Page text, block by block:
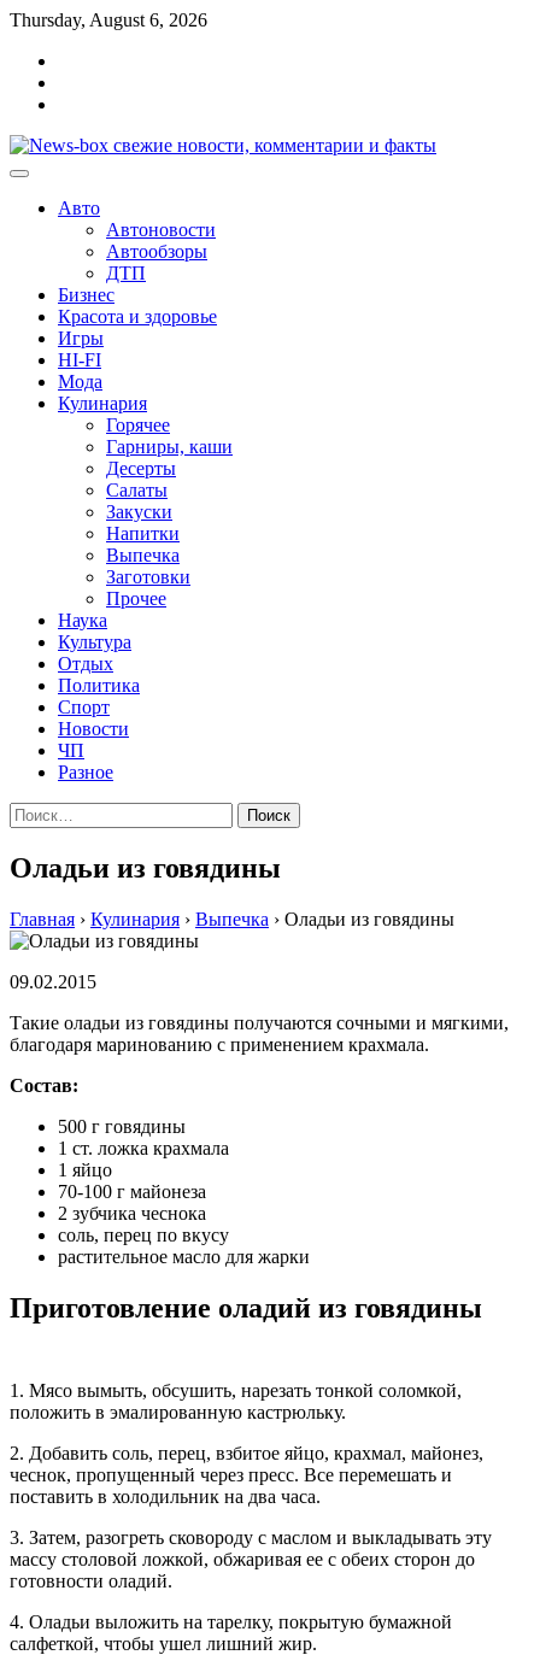
Перейти
содержимому
Thursday, August 6, 2026
Авто
Автоновости
Автообзоры
ДТП
Бизнес
Красота и здоровье
Игры
HI-FI
Мода
Кулинария
Горячее
Гарниры, каши
Десерты
Салаты
Закуски
Напитки
Выпечка
Заготовки
Прочее
Наука
Культура
Отдых
Политика
Спорт
Новости
ЧП
Разное
Найти:
Оладьи из говядины
Главная › Кулинария › Выпечка › Оладьи из говядины
09.02.2015
Такие оладьи из говядины получаются сочными и мягкими,
благодаря маринованию с применением крахмала.
Состав:
500 г говядины
1 ст. ложка крахмала
1 яйцо
70-100 г майонеза
2 зубчика чеснока
соль, перец по вкусу
растительное масло для жарки
Приготовление оладий из говядины
1. Мясо вымыть, обсушить, нарезать тонкой соломкой,
положить в эмалированную кастрюльку.
2. Добавить соль, перец, взбитое яйцо, крахмал, майонез,
чеснок, пропущенный через пресс. Все перемешать и
поставить в холодильник на два часа.
3. Затем, разогреть сковороду с маслом и выкладывать эту
массу столовой ложкой, обжаривая ее с обеих сторон до
готовности оладий.
4. Оладьи выложить на тарелку, покрытую бумажной
салфеткой, чтобы ушел лишний жир.